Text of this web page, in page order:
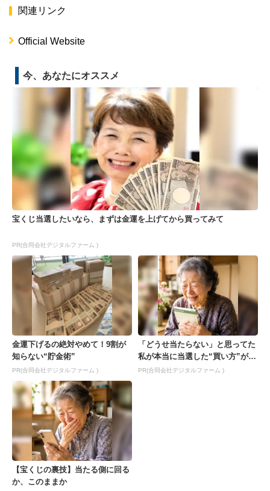
関連リンク
Official Website
今、あなたにオススメ
宝くじ当選したいなら、まずは金運を上げてから買ってみて
PR(合同会社デジタルファーム )
金運下げるの絶対やめて！9割が
知らない“貯金術”
PR(合同会社デジタルファーム )
「どうせ当たらない」と思ってた
私が本当に当選した“買い方”がこ
れ
PR(合同会社デジタルファーム )
【宝くじの裏技】当たる側に回る
か、このままか